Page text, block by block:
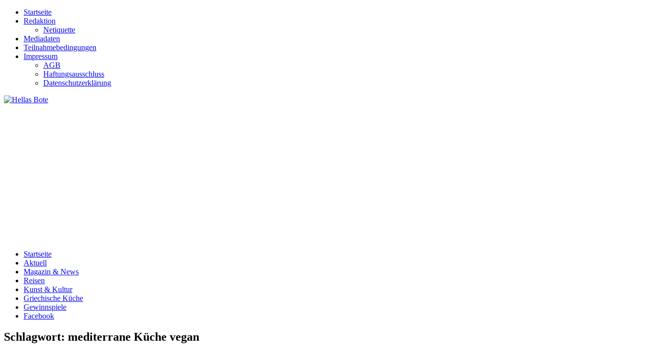
Zum
Inhalt
Startseite
Redaktion
Netiquette
Mediadaten
Teilnahmebedingungen
Impressum
AGB
Haftungsausschluss
Datenschutzerklärung
Startseite
Aktuell
Magazin & News
Reisen
Kunst & Kultur
Griechische Küche
Gewinnspiele
Facebook
Schlagwort: mediterrane Küche vegan